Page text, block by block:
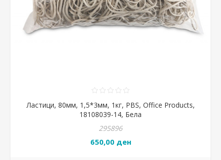
Ластици, 80мм, 1,5*3мм, 1кг, PBS, Office Products,
18108039-14, Бела
295896
650,00 ден